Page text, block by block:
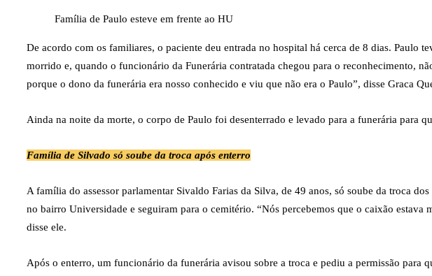
Família de Paulo esteve em frente ao HU
De acordo com os familiares, o paciente deu entrada no hospital há cerca de 8 dias.
morrido e, quando o funcionário da Funerária contratada chegou para o reconhecimento,
porque o dono da funerária era nosso conhecido e viu que não era o Paulo”, disse Graca
Ainda na noite da morte, o corpo de Paulo foi desenterrado e levado para a funerária para
Família de Silvado só soube da troca após enterro
A família do assessor parlamentar Sivaldo Farias da Silva, de 49 anos, só soube da troca
no bairro Universidade e seguiram para o cemitério. “Nós percebemos que o caixão
disse ele.
Após o enterro, um funcionário da funerária avisou sobre a troca e pediu a permissão para